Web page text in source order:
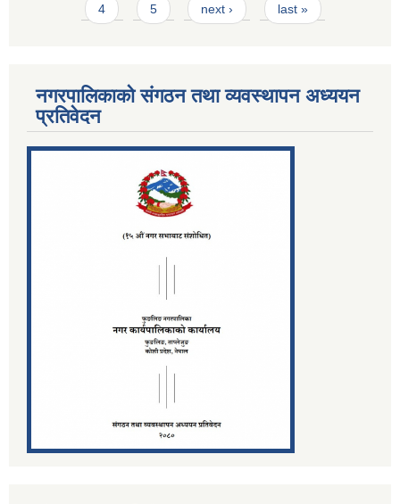
4 5 next › last »
नगरपालिकाको संगठन तथा व्यवस्थापन अध्ययन
प्रतिवेदन